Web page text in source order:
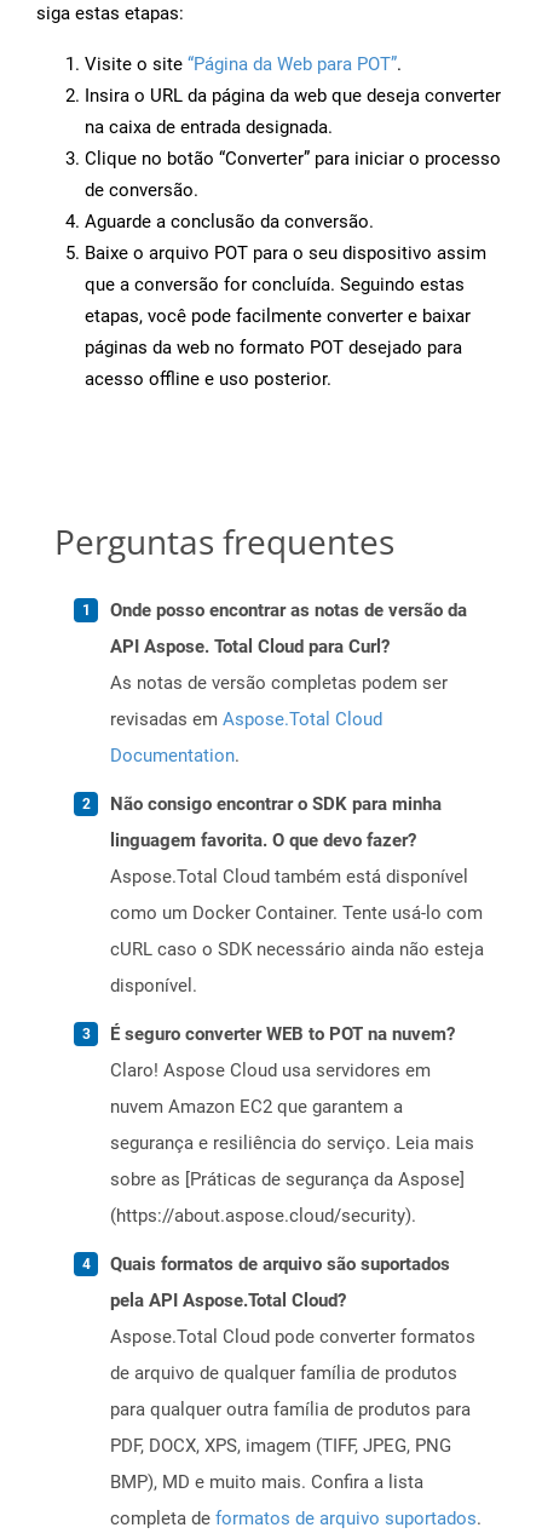
siga estas etapas:
Visite o site “Página da Web para POT”.
Insira o URL da página da web que deseja converter
na caixa de entrada designada.
Clique no botão “Converter” para iniciar o processo
de conversão.
Aguarde a conclusão da conversão.
Baixe o arquivo POT para o seu dispositivo assim
que a conversão for concluída. Seguindo estas
etapas, você pode facilmente converter e baixar
páginas da web no formato POT desejado para
acesso offline e uso posterior.
Perguntas frequentes
Onde posso encontrar as notas de versão da
API Aspose. Total Cloud para Curl?
As notas de versão completas podem ser
revisadas em Aspose.Total Cloud
Documentation.
Não consigo encontrar o SDK para minha
linguagem favorita. O que devo fazer?
Aspose.Total Cloud também está disponível
como um Docker Container. Tente usá-lo com
cURL caso o SDK necessário ainda não esteja
disponível.
É seguro converter WEB to POT na nuvem?
Claro! Aspose Cloud usa servidores em
nuvem Amazon EC2 que garantem a
segurança e resiliência do serviço. Leia mais
sobre as [Práticas de segurança da Aspose]
(https://about.aspose.cloud/security).
Quais formatos de arquivo são suportados
pela API Aspose.Total Cloud?
Aspose.Total Cloud pode converter formatos
de arquivo de qualquer família de produtos
para qualquer outra família de produtos para
PDF, DOCX, XPS, imagem (TIFF, JPEG, PNG
BMP), MD e muito mais. Confira a lista
completa de formatos de arquivo suportados.